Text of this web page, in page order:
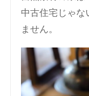
中古住宅じゃな
ません。